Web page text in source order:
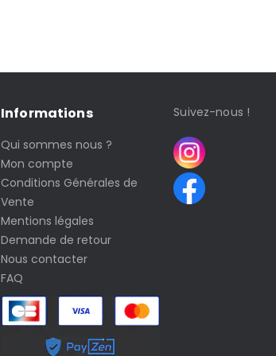
Informations
Qui sommes nous ?
Mon compte
Conditions Générales de
Vente
Mentions légales
Demande de retour
Nous contacter
FAQ
Suivez-nous !